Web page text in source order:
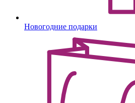
Новогодние подарки